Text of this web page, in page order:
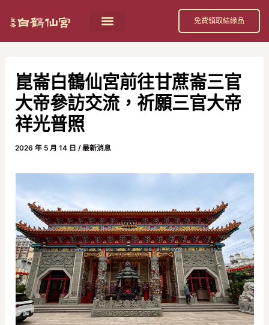
免費領取結緣品
崑崙白鶴仙宮前往甘蔗崙三官
大帝參訪交流，祈願三官大帝
祥光普照
2026 年 5 月 14 日/最新消息
navigation